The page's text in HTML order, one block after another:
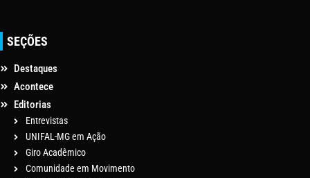
SEÇÕES
Destaques
Acontece
Editorias
Entrevistas
UNIFAL-MG em Ação
Giro Acadêmico
Comunidade em Movimento